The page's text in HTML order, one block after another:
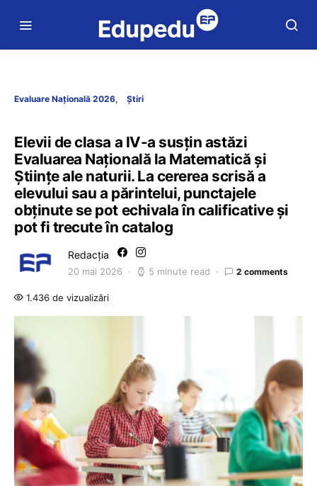
Evaluare Națională 2026 Știri
Elevii de clasa a IV-a susțin astăzi
Evaluarea Națională la Matematică și
Științe ale naturii. La cererea scrisă a
elevului sau a părintelui, punctajele
obținute se pot echivala în calificative și
pot fi trecute în catalog
Redacția
20 mai 2026 5 minute read 2 comments
1.436 de vizualizări